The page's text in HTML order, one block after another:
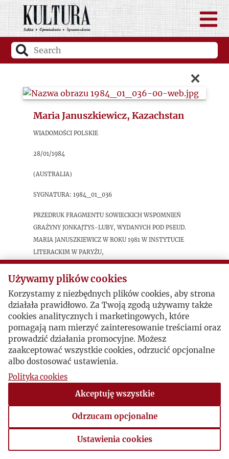
×
Maria Januszkiewicz, Kazachstan
Wiadomości Polskie
28/01/1984
(Australia)
sygnatura: 1984_01_036
Przedruk fragmentu sowieckich wspomnień
Grażyny Jonkajtys-Luby, wydanych pod pseud.
Maria Januszkiewicz w roku 1981 w Instytucie
Literackim w Paryżu,
Postacie powiązane
Autor publikacji:Maria
Januszkiewicz
Używamy plików cookies
Korzystamy z niezbędnych plików cookies, aby strona
działała prawidłowo. Za Twoją zgodą używamy także
cookies analitycznych i marketingowych, które
pomagają nam mierzyć zainteresowanie treściami oraz
prowadzić działania promocyjne. Możesz
zaakceptować wszystkie cookies, odrzucić opcjonalne
albo dostosować ustawienia.
Polityka cookies
Akceptuję wszystkie
Odrzucam opcjonalne
Ustawienia cookies
Ustawienia cookies